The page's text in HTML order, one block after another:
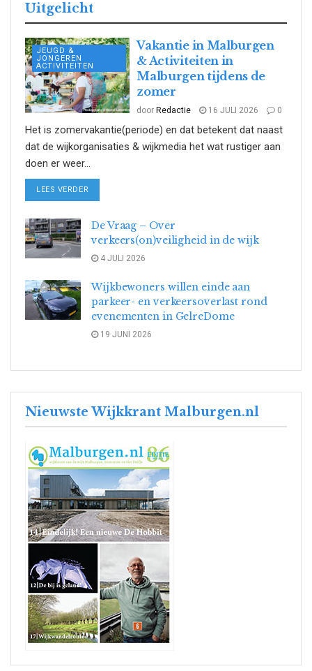
Uitgelicht
JEUGD &
JONGEREN
ACTIVITEITEN
Vakantie in Malburgen
& Activiteiten in
Malburgen tijdens de
zomer
door Redactie 16 JULI 2026 0
Het is zomervakantie(periode) en dat betekent dat naast
dat de wijkorganisaties & wijkmedia het wat rustiger aan
doen er weer...
LEES VERDER
De Vraag – Over
verkeers(on)veiligheid in de wijk
4 JULI 2026
Wijkbewoners willen einde aan
parkeer- en verkeersoverlast rond
evenementen in GelreDome
19 JUNI 2026
Nieuwste Wijkkrant Malburgen.nl